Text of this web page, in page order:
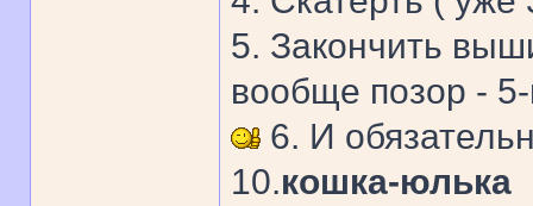
5. Закончить
вообще позор -
6. И
10.кошка-юлька